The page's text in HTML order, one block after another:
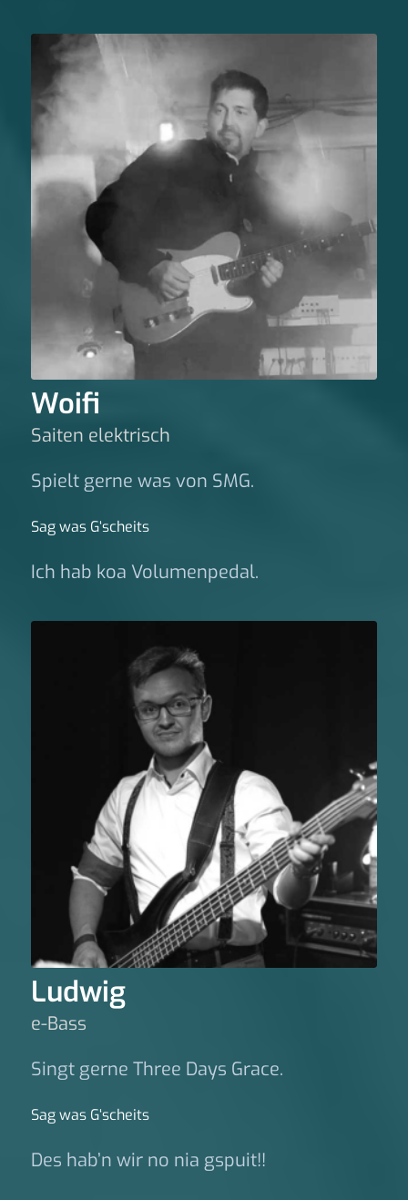
Woifi
Saiten elektrisch
Spielt gerne was von SMG.
Sag was G‘scheits
Ich hab koa Volumenpedal.
Ludwig
e-Bass
Singt gerne Three Days Grace.
Sag was G‘scheits
Des hab’n wir no nia gspuit!!